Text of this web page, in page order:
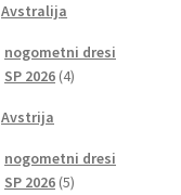
Avstralija
nogometni dresi
SP 2026 44
Avstrija
nogometni dresi
SP 2026 55